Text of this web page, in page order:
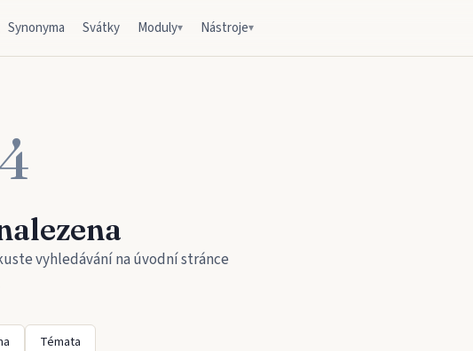
Synonyma Svátky Moduly▾ Nástroje▾
vyhledávání na úvodní stránce
Témata